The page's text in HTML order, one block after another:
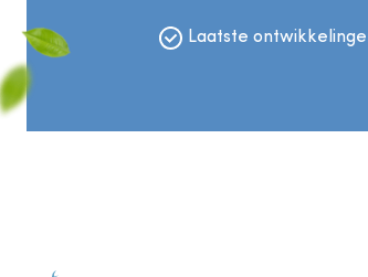
Laatste